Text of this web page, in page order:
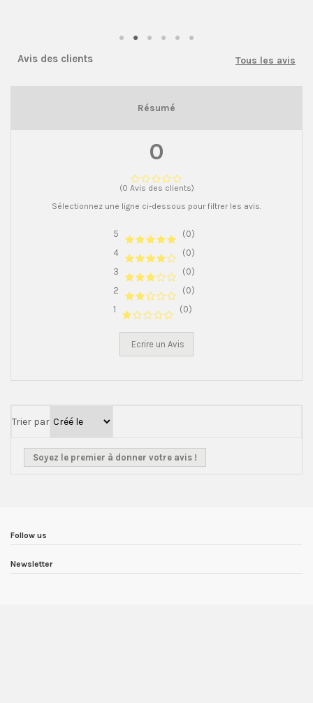
Avis des clients Tous les avis
Résumé
0
(0 Avis des clients)
Sélectionnez une ligne ci-dessous pour filtrer les avis.
5
(0)
4
(0)
3
(0)
2
(0)
1
(0)
Ecrire un Avis
Trier par
Soyez le premier à donner votre avis !
Follow us
Newsletter